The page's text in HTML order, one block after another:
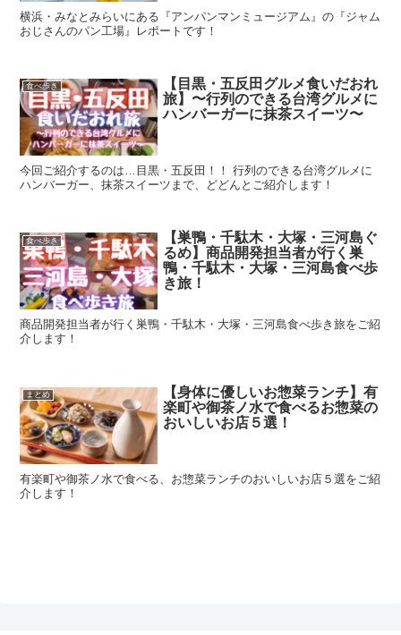
横浜・みなとみらいにある『アンパンマンミュージアム』の『ジャム
おじさんのパン工場』レポートです！
食べ歩き
【目黒・五反田グルメ食いだおれ
旅】〜行列のできる台湾グルメに
ハンバーガーに抹茶スイーツ〜
今回ご紹介するのは…目黒・五反田！！ 行列のできる台湾グルメに
ハンバーガー、抹茶スイーツまで、どどんとご紹介します！
食べ歩き
【巣鴨・千駄木・大塚・三河島ぐ
るめ】商品開発担当者が行く巣
鴨・千駄木・大塚・三河島食べ歩
き旅！
商品開発担当者が行く巣鴨・千駄木・大塚・三河島食べ歩き旅をご紹
介します！
まとめ
【身体に優しいお惣菜ランチ】有
楽町や御茶ノ水で食べるお惣菜の
おいしいお店５選！
有楽町や御茶ノ水で食べる、お惣菜ランチのおいしいお店５選をご紹
介します！